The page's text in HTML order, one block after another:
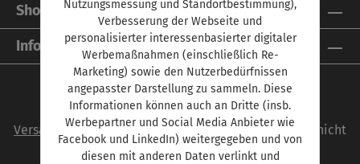
Shop Service
Informationen
Alle Preise inkl. gesetzl. Mehrwertsteuer zzgl.
Versandkostenund ggf. Nachnahmegebühren, wenn nicht
anders angegeben.
Nutzungsmessung und Standortbestimmung),
Verbesserung der Webseite und
personalisierter interessenbasierter digitaler
Werbemaßnahmen (einschließlich Re-
Marketing) sowie den Nutzerbedürfnissen
angepasster Darstellung zu sammeln. Diese
Informationen können auch an Dritte (insb.
Werbepartner und Social Media Anbieter wie
Facebook und LinkedIn) weitergegeben und von
diesen mit anderen Daten verlinkt und